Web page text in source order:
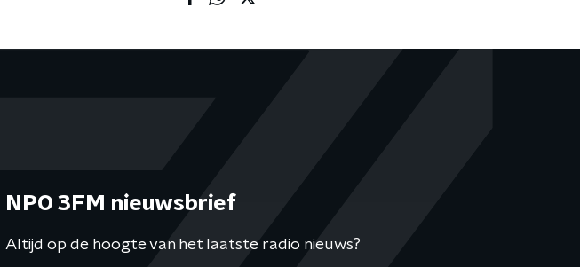
NPO 3FM nieuwsbrief
Altijd op de hoogte van het laatste radio nieuws?